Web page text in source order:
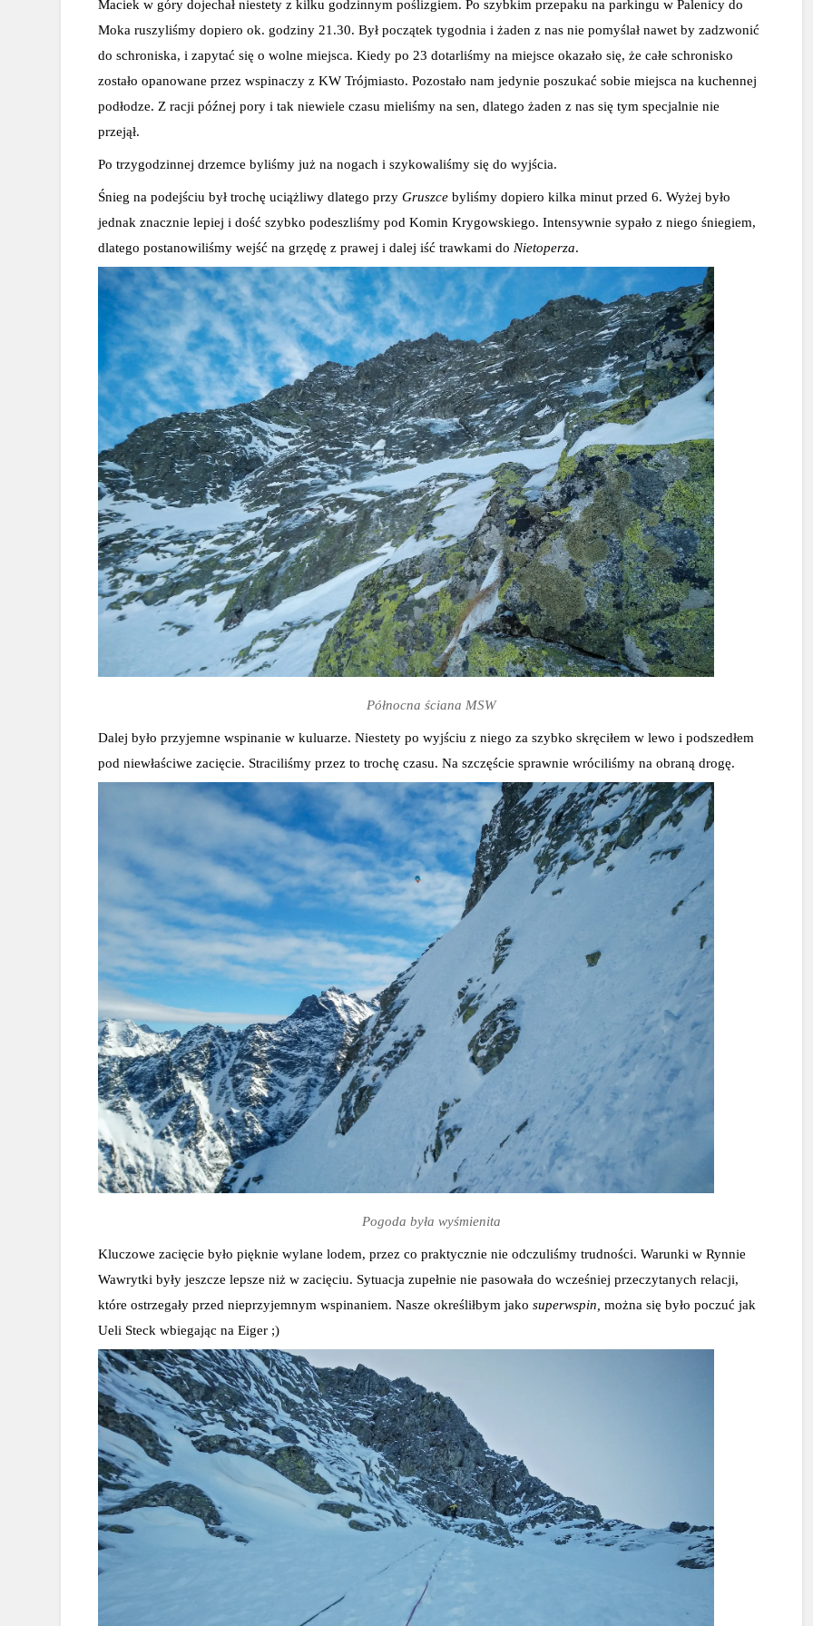
Maciek w góry dojechał niestety z kilku godzinnym poślizgiem. Po szybkim przepaku na parkingu w Palenicy do
Moka ruszyliśmy dopiero ok. godziny 21.30. Był początek tygodnia i żaden z nas nie pomyślał nawet by zadzwonić
do schroniska, i zapytać się o wolne miejsca. Kiedy po 23 dotarliśmy na miejsce okazało się, że całe schronisko
zostało opanowane przez wspinaczy z KW Trójmiasto. Pozostało nam jedynie poszukać sobie miejsca na kuchennej
podłodze. Z racji późnej pory i tak niewiele czasu mieliśmy na sen, dlatego żaden z nas się tym specjalnie nie
przejął.
Po trzygodzinnej drzemce byliśmy już na nogach i szykowaliśmy się do wyjścia.
Śnieg na podejściu był trochę uciążliwy dlatego przy Gruszce byliśmy dopiero kilka minut przed 6. Wyżej było
jednak znacznie lepiej i dość szybko podeszliśmy pod Komin Krygowskiego. Intensywnie sypało z niego śniegiem,
dlatego postanowiliśmy wejść na grzędę z prawej i dalej iść trawkami do Nietoperza.
Północna ściana MSW
Dalej było przyjemne wspinanie w kuluarze. Niestety po wyjściu z niego za szybko skręciłem w lewo i podszedłem
pod niewłaściwe zacięcie. Straciliśmy przez to trochę czasu. Na szczęście sprawnie wróciliśmy na obraną drogę.
Pogoda była wyśmienita
Kluczowe zacięcie było pięknie wylane lodem, przez co praktycznie nie odczuliśmy trudności. Warunki w Rynnie
Wawrytki były jeszcze lepsze niż w zacięciu. Sytuacja zupełnie nie pasowała do wcześniej przeczytanych relacji,
które ostrzegały przed nieprzyjemnym wspinaniem. Nasze określiłbym jako superwspin, można się było poczuć jak
Ueli Steck wbiegając na Eiger ;)